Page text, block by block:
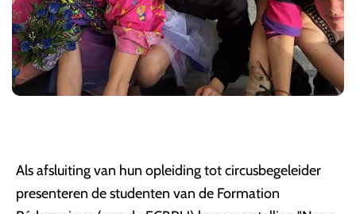
Als afsluiting van hun opleiding tot circusbegeleider
presenteren de studenten van de Formation